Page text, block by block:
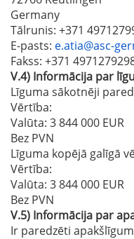
Germany
Tālrunis: +371
E-pasts: e.atia@asc-
Fakss: +371
V.4) Informācija par
Līguma sākotnēji
Vērtība:
Valūta: 3 844 000 EUR
Bez PVN
Līguma kopējā galīgā
Vērtība:
Valūta: 3 844 000 EUR
Bez PVN
V.5) Informācija par
Ir paredzēti